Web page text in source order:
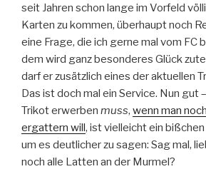
seit Jahren schon lange im Vorfeld
Karten zu kommen, überhaupt noch
eine Frage, die ich gerne mal vom FC
dem wird ganz besonderes Glück
darf er zusätzlich eines der aktuellen
Das ist doch mal ein Service. Nun gut
Trikot erwerben muss, wenn man
ergattern will, ist vielleicht ein
um es deutlicher zu sagen: Sag mal,
noch alle Latten an der Murmel?